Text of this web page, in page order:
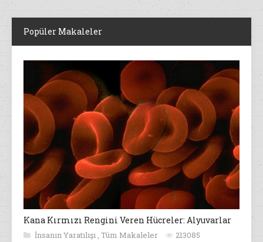
Popüler Makaleler
Kana Kırmızı Rengini Veren Hücreler: Alyuvarlar
İnsanın Yaratılışı , Tüm Makaleler 213085